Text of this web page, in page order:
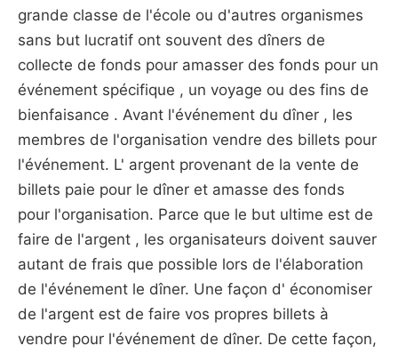
grande classe de l'école ou d'autres organismes
sans but lucratif ont souvent des dîners de
collecte de fonds pour amasser des fonds pour un
événement spécifique , un voyage ou des fins de
bienfaisance . Avant l'événement du dîner , les
membres de l'organisation vendre des billets pour
l'événement. L' argent provenant de la vente de
billets paie pour le dîner et amasse des fonds
pour l'organisation. Parce que le but ultime est de
faire de l'argent , les organisateurs doivent sauver
autant de frais que possible lors de l'élaboration
de l'événement le dîner. Une façon d' économiser
de l'argent est de faire vos propres billets à
vendre pour l'événement de dîner. De cette façon,